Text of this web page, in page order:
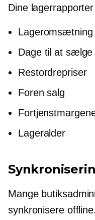
Dine
Lageromsætning
Dage til at
Restordrepriser
Foren salg
Lageralder
Mange
synkronisere